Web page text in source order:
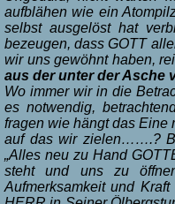
aufblähen wie ein
selbst ausgelöst hat
bezeugen, dass GOTT
wir uns gewöhnt haben,
aus der unter der Asche
Wo immer wir in die
es notwendig,
fragen wie hängt das Eine
auf das wir zielen…….?
„Alles neu zu Hand
steht und uns zu
Aufmerksamkeit und